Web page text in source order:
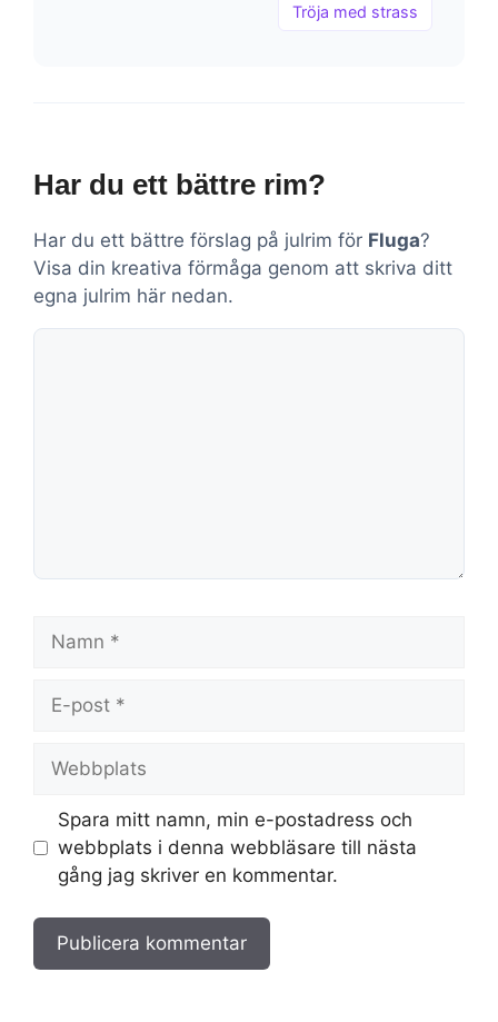
Tröja med strass
Har du ett bättre rim?
Har du ett bättre förslag på julrim för Fluga?
Visa din kreativa förmåga genom att skriva ditt
egna julrim här nedan.
Kommentar
post
Spara mitt namn, min e-postadress och
webbplats i denna webbläsare till nästa
gång jag skriver en kommentar.